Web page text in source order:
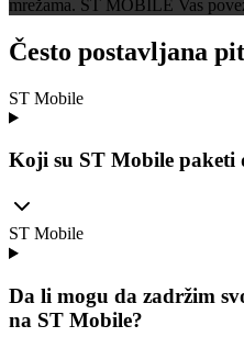
mrežama. ST MOBILE Vas
Često postavljana
ST Mobile
Koji su ST Mobile paketi
ST Mobile
Da li mogu da zadržim
na ST Mobile?